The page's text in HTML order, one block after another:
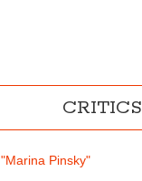
CRITICS
Pinsky"